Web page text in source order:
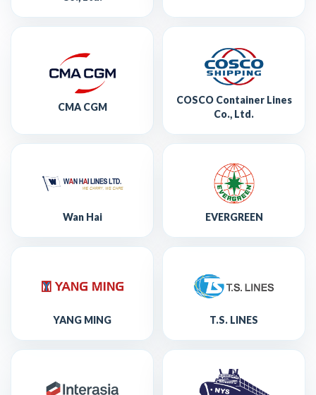
CMA CGM
COSCO Container Lines
Co., Ltd.
Wan Hai EVERGREEN
YANG MING T.S. LINES